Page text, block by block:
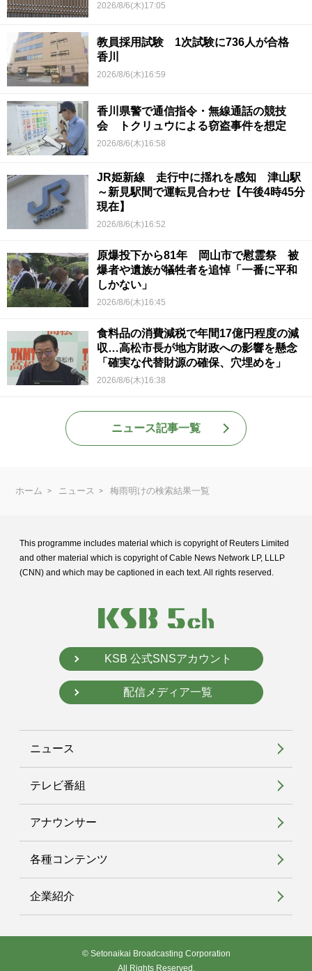
2026/8/6(木)17:05
教員採用試験 1次試験に736人が合格
香川
2026/8/6(木)16:59
香川県警で通信指令・無線通話の競技
会 トクリュウによる窃盗事件を想定
2026/8/6(木)16:58
JR姫新線 走行中に揺れを感知 津山駅
～新見駅間で運転見合わせ【午後4時45分
現在】
2026/8/6(木)16:52
原爆投下から81年 岡山市で慰霊祭 被
爆者や遺族が犠牲者を追悼「一番に平和
しかない」
2026/8/6(木)16:45
食料品の消費減税で年間17億円程度の減
収…高松市長が地方財政への影響を懸念
「確実な代替財源の確保、穴埋めを」
2026/8/6(木)16:38
ニュース記事一覧
ホーム ニュース 梅雨明けの検索結果一覧
This programme includes material which is copyright of Reuters Limited
and other material which is copyright of Cable News Network LP, LLLP
(CNN) and which may be captioned in each text. All rights reserved.
KSB 公式SNSアカウント
配信メディア一覧
ニュース
テレビ番組
アナウンサー
各種コンテンツ
企業紹介
© Setonaikai Broadcasting Corporation
All Rights Reserved.